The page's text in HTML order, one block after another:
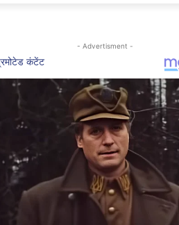
- Advertisment -